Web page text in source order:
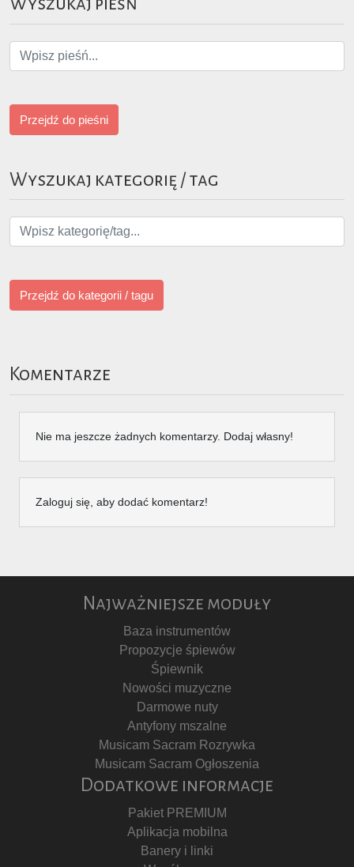
Przejdź do pieśni
Wyszukaj kategorię / tag
Przejdź do kategorii / tagu
Komentarze
Nie ma jeszcze żadnych komentarzy. Dodaj własny!
Zaloguj się, aby dodać komentarz!
Najważniejsze moduły
Baza instrumentów
Propozycje śpiewów
Śpiewnik
Nowości muzyczne
Darmowe nuty
Antyfony mszalne
Musicam Sacram Rozrywka
Musicam Sacram Ogłoszenia
Dodatkowe informacje
Pakiet PREMIUM
Aplikacja mobilna
Banery i linki